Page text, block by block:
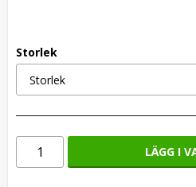
Storlek
LÄGG I